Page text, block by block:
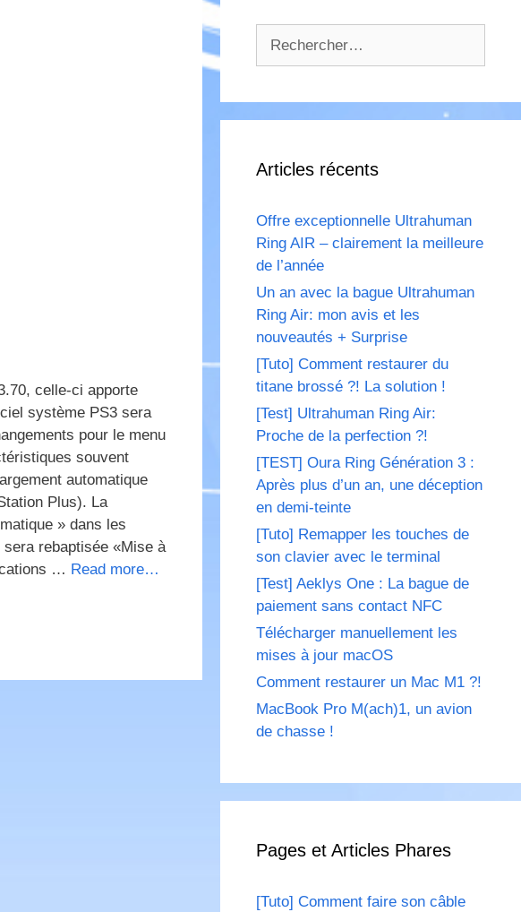
celle-ci apporte
système PS3 sera
pour le menu
souvent
automatique
Plus). La
» dans les
rebaptisée «Mise à
… Read more…
Articles récents
Offre exceptionnelle Ultrahuman
Ring AIR – clairement la meilleure
de l’année
Un an avec la bague Ultrahuman
Ring Air: mon avis et les
nouveautés + Surprise
[Tuto] Comment restaurer du
titane brossé ?! La solution !
[Test] Ultrahuman Ring Air:
Proche de la perfection ?!
[TEST] Oura Ring Génération 3 :
Après plus d’un an, une déception
en demi-teinte
[Tuto] Remapper les touches de
son clavier avec le terminal
[Test] Aeklys One : La bague de
paiement sans contact NFC
Télécharger manuellement les
mises à jour macOS
Comment restaurer un Mac M1 ?!
MacBook Pro M(ach)1, un avion
de chasse !
Pages et Articles Phares
[Tuto] Comment faire son câble